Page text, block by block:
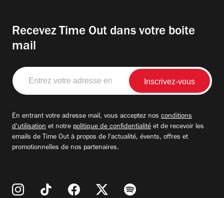
Recevez Time Out dans votre boite
mail
Entrez
votre
adresse
En entrant votre adresse mail, vous acceptez nos conditions
d'utilisation et notre politique de confidentialité et de recevoir les
emails de Time Out à propos de l'actualité, évents, offres et
promotionnelles de nos partenaires.